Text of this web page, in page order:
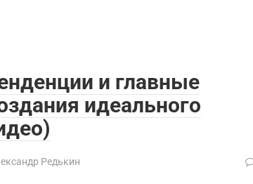
и главные
идеального
Редькин